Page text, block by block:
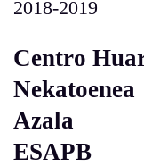
2018-2019
Centro
Nekatoenea
Azala
ESAPB